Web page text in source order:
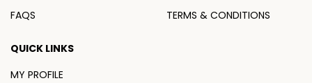
FAQS
TERMS & CONDITIONS
QUICK LINKS
MY PROFILE